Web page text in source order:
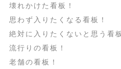
壊れかけた看板！
思わず入りたくなる看板！
絶対に入りたくないと思う看
流行りの看板！
老舗の看板！